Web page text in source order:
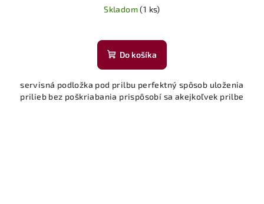
Skladom(1 ks)
Do košíka
servisná podložka pod prilbu perfektný spôsob uloženia
prilieb bez poškriabania prispôsobí sa akejkoľvek prilbe